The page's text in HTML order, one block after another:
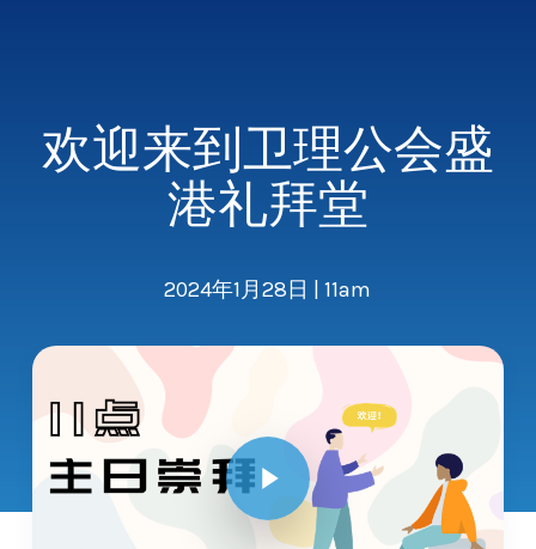
欢迎来到卫理公会盛
港礼拜堂
2024年1月28日 | 11am
Play Video